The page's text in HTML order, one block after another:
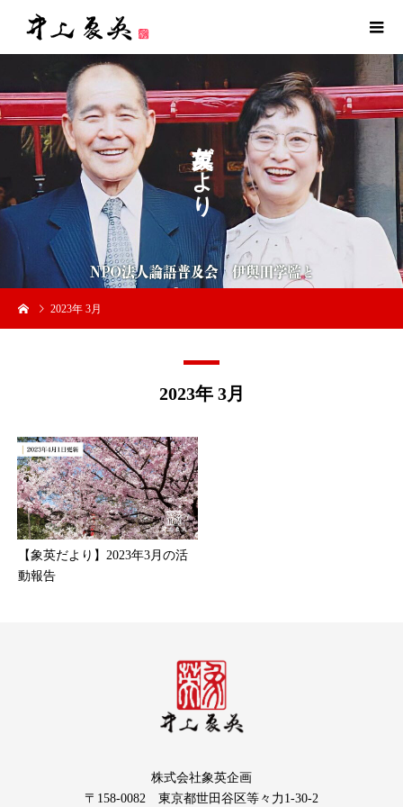
だ
よ
り
2023年 3月
2023年 3月
【象英だより】2023年3月の活
動報告
株式会社象英企画
〒158-0082 東京都世田谷区等々力1-30-2